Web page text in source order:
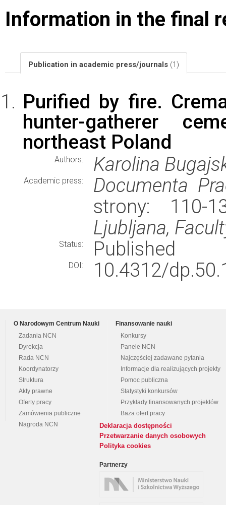
Information in the final
Publication in academic press/journals (1)
Purified by fire.
hunter-gatherer
northeast Poland
Authors: Karolina
Academic press:
Documenta
strony: 110-
Ljubljana,
Status: Published
DOI: 10.4312/
O Narodowym Centrum Nauki
Zadania NCN
Dyrekcja
Rada NCN
Koordynatorzy
Struktura
Akty prawne
Oferty pracy
Zamówienia publiczne
Nagroda NCN
Finansowanie nauki
Konkursy
Panele NCN
Najczęściej zadawane pytania
Informacje dla realizujących projekty
Pomoc publiczna
Statystyki konkursów
Przykłady finansowanych projektów
Baza ofert pracy
Deklaracja dostępności
Przetwarzanie danych osobowych
Polityka cookies
Partnerzy